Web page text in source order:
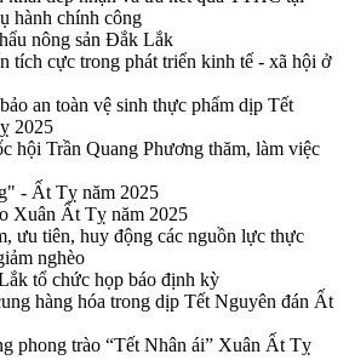
hành chính công
nông sản Đắk Lắk
tích cực trong phát triển kinh tế - xã hội ở
an toàn vệ sinh thực phẩm dịp Tết
2025
hội Trần Quang Phương thăm, làm việc
- Ất Tỵ năm 2025
Xuân Ất Tỵ năm 2025
ưu tiên, huy động các nguồn lực thực
nghèo
tổ chức họp báo định kỳ
hàng hóa trong dịp Tết Nguyên đán Ất
phong trào “Tết Nhân ái” Xuân Ất Tỵ